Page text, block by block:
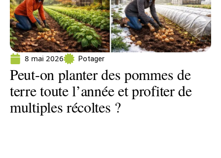
8 mai 2026 Potager
Peut-on planter des pommes de
terre toute l’année et profiter de
multiples récoltes ?